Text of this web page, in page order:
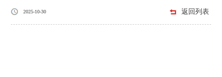
2025-10-30 返回列表